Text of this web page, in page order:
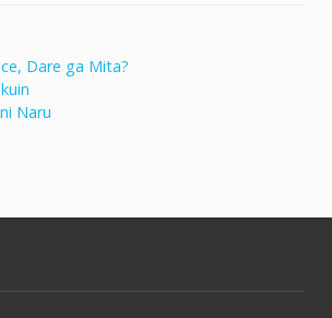
Dare ga Mita?
Naru